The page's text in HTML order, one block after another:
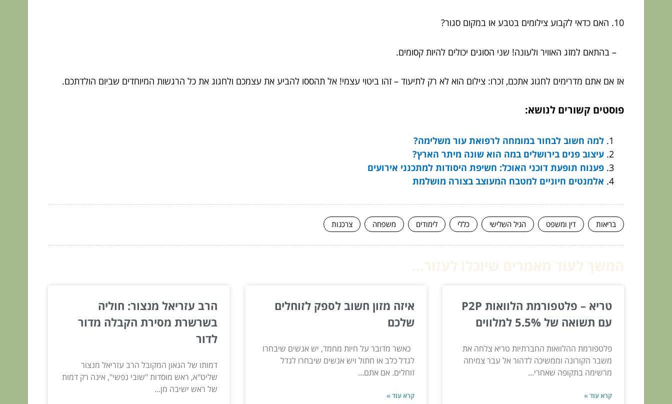
10. האם כדאי לקבוע צילומים בטבע או במקום סגור?
– בהתאם למזג האוויר ולעונה! שני הסוגים יכולים להיות קסומים.
אז אם אתם מדרימים לחגוג אתכם, זכרו: צילום הוא לא רק לתיעוד – זהו ביטוי עצמי! אל תהססו להביע את עצמכם ולחגוג את כל הרגשות המיוחדים שביום הולדתכם.
פוסטים קשורים לנושא:
למה חשוב לבחור במומחה לרפואת עור משלימה?
עיצוב פנים בירושלים במה הוא שונה מיתר הארץ?
פענוח תופעת דוכני האוכל: חשיפת היסודות למתכנני אירועים
אלמנטים חיוניים למטבח המעוצב בצורה מושלמת
בריאות דין ומשפט הגיל השלישי כללי לימודים משפחה צרכנות
טריא – פלטפורמת הלוואות P2P
עם תשואה של 5.5% למלווים
פלטפורמת ההלוואות החברתיות טריא צלחה את
משבר הקורונה וממשיכה לדהור אל עבר צמיחה
מרשימה בתקופה שאחרי...
קרא עוד »
איזה מזון חשוב לספק לזוחלים
שלכם
כאשר מדובר על חיות מחמד, יש אנשים שיבחרו
לגדל כלב או חתול ויש אנשים שיבחרו לגדל
זוחלים. אם אתם...
קרא עוד »
הרב עזריאל מנצור: חוליה
בשרשרת מסירת הקבלה מדור
לדור
דמותו של הגאון המקובל הרב עזריאל מנצור
שליט"א, ראש מוסדות "שובי נפשי", אינה רק דמות
של ראש ישיבה מן...